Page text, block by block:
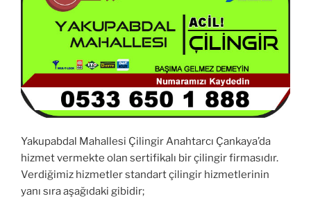
Yakupabdal Mahallesi Çilingir Anahtarcı Çankaya’da
hizmet vermekte olan sertifikalı bir çilingir firmasıdır.
Verdiğimiz hizmetler standart çilingir hizmetlerinin
yanı sıra aşağıdaki gibidir;